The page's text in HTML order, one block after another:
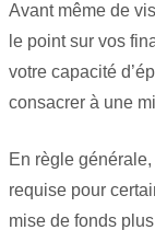
Avant même de
le point sur vos
votre capacité
consacrer à une
En règle
requise pour
mise de fonds